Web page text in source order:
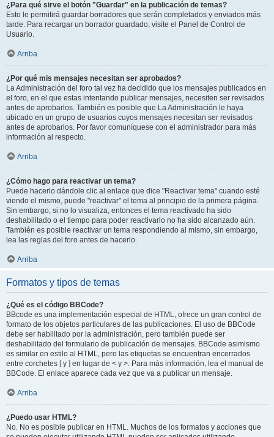
¿Para qué sirve el botón "Guardar" en la publicación de temas?
Esto le permitirá guardar borradores que serán completados y enviados más
tarde. Para recargar un borrador guardado, visite el Panel de Control de
Usuario.
Arriba
¿Por qué mis mensajes necesitan ser aprobados?
La Administración del foro tal vez ha decidido que los mensajes publicados en
el foro, en el que estas intentando publicar mensajes, necesiten ser revisados
antes de aprobarlos. También es posible que La Administración le haya
ubicado en un grupo de usuarios cuyos mensajes necesitan ser revisados
antes de aprobarlos. Por favor comuníquese con el administrador para más
información al respecto.
Arriba
¿Cómo hago para reactivar un tema?
Puede hacerlo dándole clic al enlace que dice "Reactivar tema" cuando esté
viendo el mismo, puede "reactivar" el tema al principio de la primera página.
Sin embargo, si no lo visualiza, entonces el tema reactivado ha sido
deshabilitado o el tiempo para poder reactivarlo no ha sido alcanzado aún.
También es posible reactivar un tema respondiendo al mismo, sin embargo,
lea las reglas del foro antes de hacerlo.
Arriba
Formatos y tipos de temas
¿Qué es el código BBCode?
BBcode es una implementación especial de HTML, ofrece un gran control de
formato de los objetos particulares de las publicaciones. El uso de BBCode
debe ser habilitado por la administración, pero también puede ser
deshabilitado del formulario de publicación de mensajes. BBCode asimismo
es similar en estilo al HTML, pero las etiquetas se encuentran encerrados
entre corchetes [ y ] en lugar de < y >. Para más información, lea el manual de
BBCode. El enlace aparece cada vez que va a publicar un mensaje.
Arriba
¿Puedo usar HTML?
No. No es posible publicar en HTML. Muchos de los formatos y acciones que